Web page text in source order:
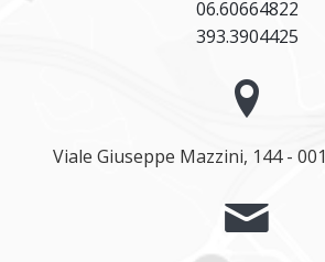
06.60664822
393.3904425
Viale Giuseppe Mazzini, 144 -